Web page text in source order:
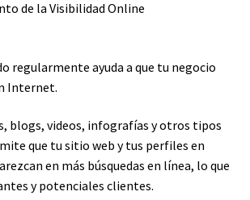
de la Visibilidad Online
regularmente ayuda a que tu negocio
Internet.
blogs, videos, infografías y otros tipos
que tu sitio web y tus perfiles en
en más búsquedas en línea, lo que
y potenciales clientes.